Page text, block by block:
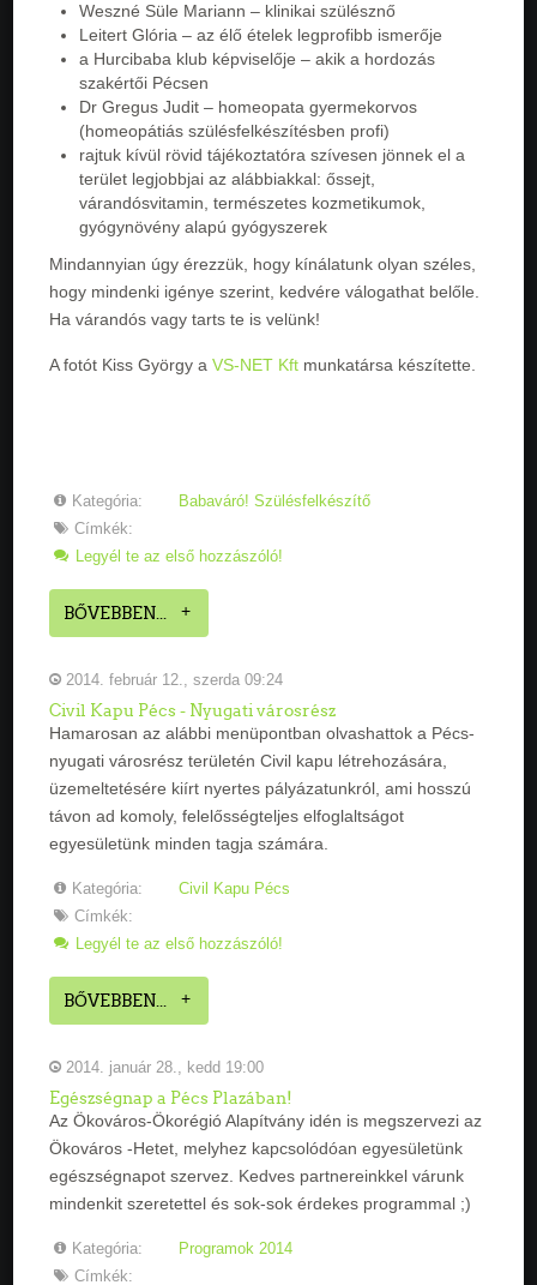
Weszné Süle Mariann – klinikai szülésznő
Leitert Glória – az élő ételek legprofibb ismerője
a Hurcibaba klub képviselője – akik a hordozás
szakértői Pécsen
Dr Gregus Judit – homeopata gyermekorvos
(homeopátiás szülésfelkészítésben profi)
rajtuk kívül rövid tájékoztatóra szívesen jönnek el a
terület legjobbjai az alábbiakkal: őssejt,
várandósvitamin, természetes kozmetikumok,
gyógynövény alapú gyógyszerek
Mindannyian úgy érezzük, hogy kínálatunk olyan széles,
hogy mindenki igénye szerint, kedvére válogathat belőle.
Ha várandós vagy tarts te is velünk!
A fotót Kiss György aVS-NET Kft munkatársa készítette.
Kategória:
Babaváró! Szülésfelkészítő
Címkék:
Legyél te az első hozzászóló!
BŐVEBBEN...
2014. február 12., szerda 09:24
Civil Kapu Pécs - Nyugati városrész
Hamarosan az alábbi menüpontban olvashattok a Pécs-
nyugati városrész területén Civil kapu létrehozására,
üzemeltetésére kiírt nyertes pályázatunkról, ami hosszú
távon ad komoly, felelősségteljes elfoglaltságot
egyesületünk minden tagja számára.
Kategória:
Civil Kapu Pécs
Címkék:
Legyél te az első hozzászóló!
BŐVEBBEN...
2014. január 28., kedd 19:00
Egészségnap a Pécs Plazában!
Az Ökováros-Ökorégió Alapítvány idén is megszervezi az
Ökováros -Hetet, melyhez kapcsolódóan egyesületünk
egészségnapot szervez. Kedves partnereinkkel várunk
mindenkit szeretettel és sok-sok érdekes programmal ;)
Kategória:
Programok 2014
Címkék: